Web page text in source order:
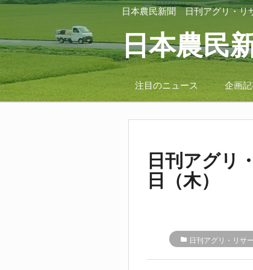
日本農民新聞 日刊アグリ・リ
日本農民
注目のニュース 企画
日刊アグリ
日（木）
folder 日刊アグリ・リサ